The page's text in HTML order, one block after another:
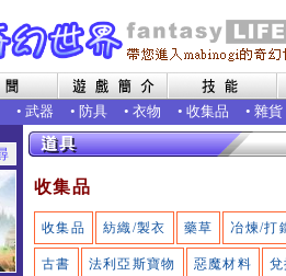
• 武器 • 防具 • 衣物 • 收集品 • 雜貨
收集品
收集品 紡織/製衣 藥草 冶煉/打
古書 法利亞斯寶物 惡魔材料